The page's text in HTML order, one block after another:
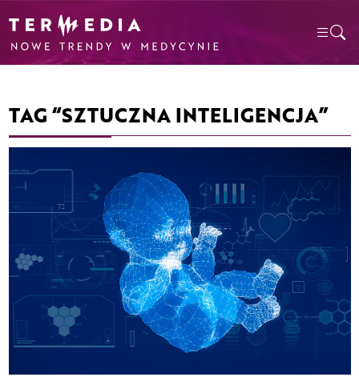
TAG “SZTUCZNA INTELIGENCJA”